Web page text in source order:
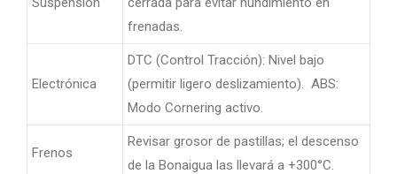
frenadas.
Electrónica
DTC (Control Tracción): Nivel bajo
(permitir ligero deslizamiento). ABS:
Modo Cornering activo.
Frenos
Revisar grosor de pastillas; el descenso
de la Bonaigua las llevará a +300°C.